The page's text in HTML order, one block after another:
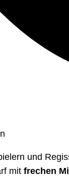
und
mitfrechen